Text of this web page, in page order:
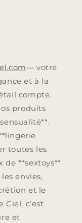
— votre
et à la
compte.
produits
toutes les
de **sextoys**
envies,
et le
c’est
et